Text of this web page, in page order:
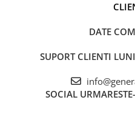
DATE
SUPORT CLIENTI
SOCIAL